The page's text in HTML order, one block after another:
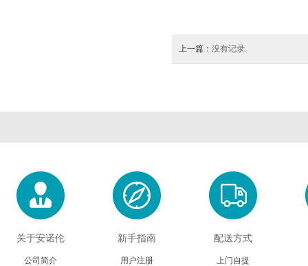
上一篇： 没有记录
关于安诺伦
公司简介
新手指南
用户注册
配送方式
上门自提